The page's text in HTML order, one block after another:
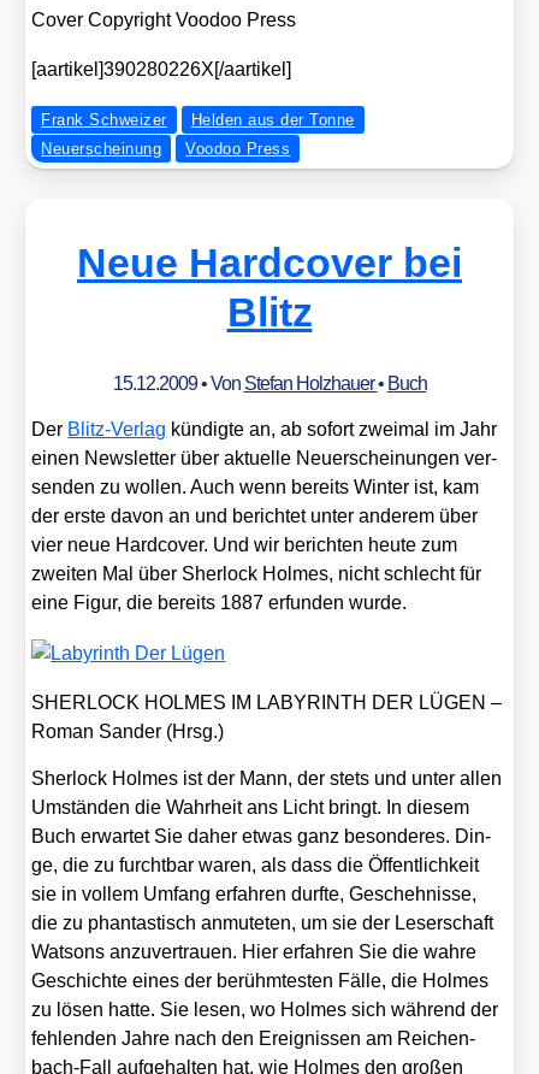
Cover Copy­right Voo­doo Press
[aartikel]390280226X[/aartikel]
Frank Schweizer
Helden aus der Tonne
Neuerscheinung
Voodoo Press
Neue Hardcover bei
Blitz
15.12.2009• Von Stefan Holzhauer• Buch
Der Blitz-Ver­lag kün­dig­te an, ab sofort zwei­mal im Jahr
einen News­let­ter über aktu­el­le Neu­erschei­nun­gen ver­
sen­den zu wol­len. Auch wenn bereits Win­ter ist, kam
der ers­te davon an und berich­tet unter ande­rem über
vier neue Hard­co­ver. Und wir berich­ten heu­te zum
zwei­ten Mal über Sher­lock Hol­mes, nicht schlecht für
eine Figur, die bereits 1887 erfun­den wur­de.
SHERLOCK HOLMES IM LABYRINTH DER LÜGEN –
Roman San­der (Hrsg.)
Sher­lock Hol­mes ist der Mann, der stets und unter allen
Umstän­den die Wahr­heit ans Licht bringt. In die­sem
Buch erwar­tet Sie daher etwas ganz beson­de­res. Din­
ge, die zu furcht­bar waren, als dass die Öffent­lich­keit
sie in vol­lem Umfang erfah­ren durf­te, Gescheh­nis­se,
die zu phan­tas­tisch anmu­te­ten, um sie der Leser­schaft
Wat­sons anzu­ver­trau­en. Hier erfah­ren Sie die wah­re
Geschich­te eines der berühm­tes­ten Fäl­le, die Hol­mes
zu lösen hat­te. Sie lesen, wo Hol­mes sich wäh­rend der
feh­len­den Jah­re nach den Ereig­nis­sen am Rei­chen­
bach-Fall auf­ge­hal­ten hat, wie Hol­mes den gro­ßen